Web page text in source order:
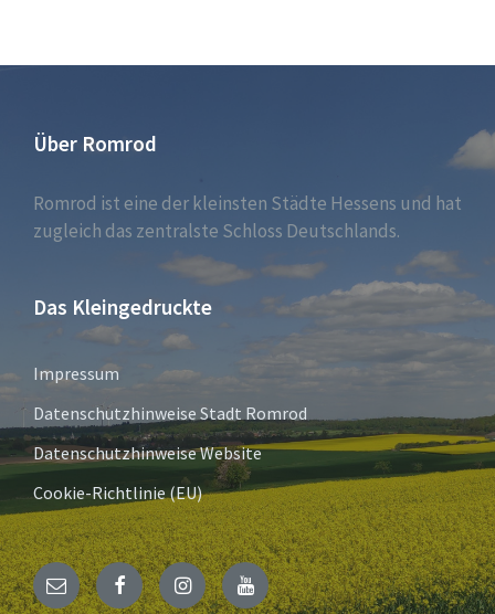
Über Romrod
Romrod ist eine der kleinsten Städte Hessens und hat
zugleich das zentralste Schloss Deutschlands.
Das Kleingedruckte
Impressum
Datenschutzhinweise Stadt Romrod
Datenschutzhinweise Website
Cookie-Richtlinie (EU)
E- FacebookInstagramYouTube